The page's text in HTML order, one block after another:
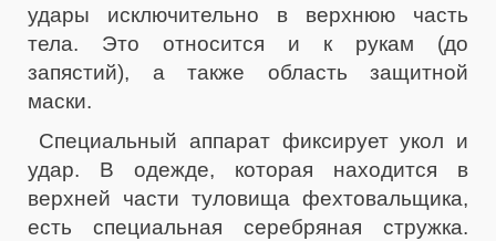
удары исключительно в верхнюю часть
тела. Это относится и к рукам (до
запястий), а также область защитной
маски.
Специальный аппарат фиксирует укол и
удар. В одежде, которая находится в
верхней части туловища фехтовальщика,
есть специальная серебряная стружка.